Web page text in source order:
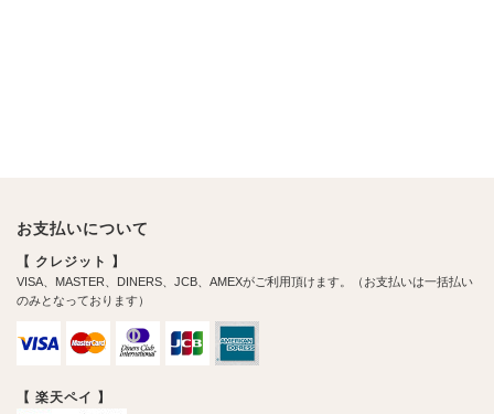
お支払いについて
【 クレジット 】
VISA、MASTER、DINERS、JCB、AMEXがご利用頂けます。（お支払いは一括払い
のみとなっております）
【 楽天ペイ 】